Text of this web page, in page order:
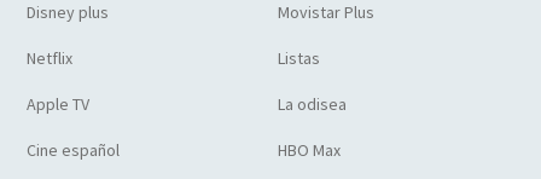
Disney plus Movistar Plus
Netflix Listas
Apple TV La odisea
Cine español HBO Max